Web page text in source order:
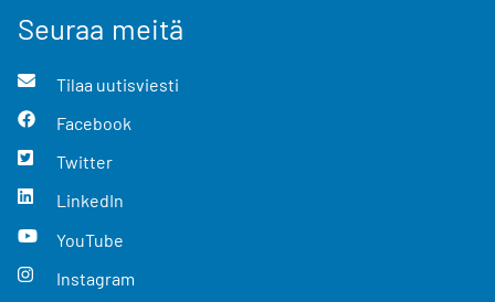
Seuraa meitä
Tilaa uutisviesti
Facebook
Twitter
LinkedIn
YouTube
Instagram